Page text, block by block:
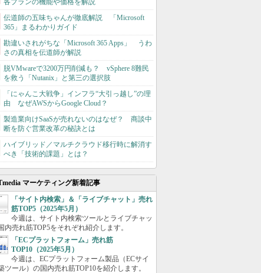
各プランの機能や価格を解説
伝道師の五味ちゃんが徹底解説 「Microsoft
365」まるわかりガイド
勘違いされがちな「Microsoft 365 Apps」 うわ
さの真相を伝道師が解説
脱VMwareで3200万円削減も？ vSphere 8難民
を救う「Nutanix」と第三の選択肢
「にゃんこ大戦争」インフラ“大引っ越し”の理
由 なぜAWSからGoogle Cloud？
製造業向けSaaSが売れないのはなぜ？ 商談中
断を防ぐ営業改革の秘訣とは
ハイブリッド／マルチクラウド移行時に解消す
べき「技術的課題」とは？
マーケティング新着記事
「サイト内検索」＆「ライブチャット」売れ
筋TOP5（2025年5月）
今週は、サイト内検索ツールとライブチャッ
内売れ筋TOP5をそれぞれ紹介します。
「ECプラットフォーム」売れ筋
TOP10（2025年5月）
今週は、ECプラットフォーム製品（ECサイ
ツール）の国内売れ筋TOP10を紹介します。